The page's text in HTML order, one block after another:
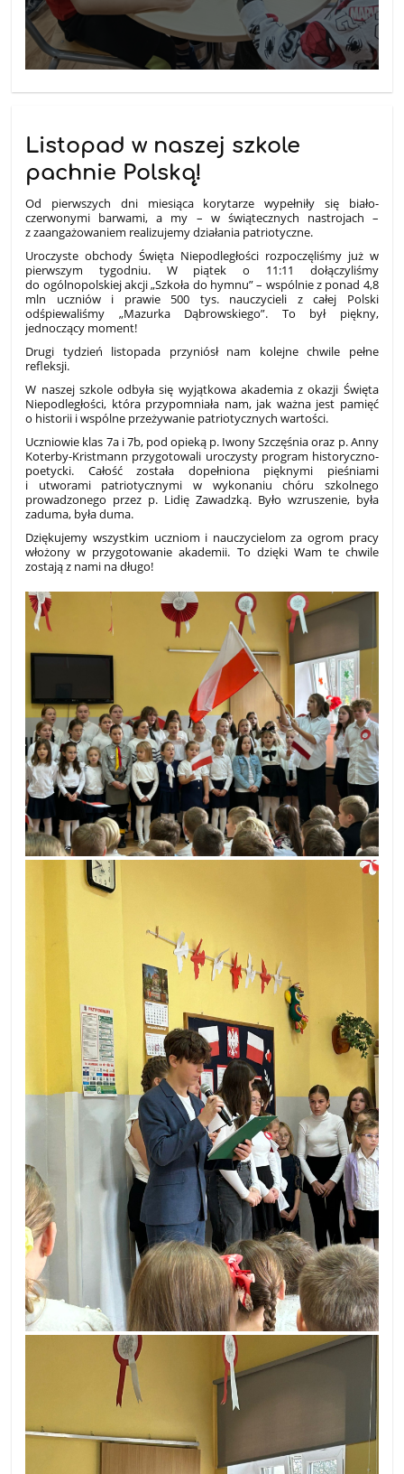
Listopad w naszej szkole
pachnie Polską!
Od pierwszych dni miesiąca korytarze wypełniły się biało-
czerwonymi barwami, a my – w świątecznych nastrojach –
z zaangażowaniem realizujemy działania patriotyczne.
Uroczyste obchody Święta Niepodległości rozpoczęliśmy już w
pierwszym tygodniu. W piątek o 11:11 dołączyliśmy
do ogólnopolskiej akcji „Szkoła do hymnu” – wspólnie z ponad 4,8
mln uczniów i prawie 500 tys. nauczycieli z całej Polski
odśpiewaliśmy „Mazurka Dąbrowskiego”. To był piękny,
jednoczący moment!
Drugi tydzień listopada przyniósł nam kolejne chwile pełne
refleksji.
W naszej szkole odbyła się wyjątkowa akademia z okazji Święta
Niepodległości, która przypomniała nam, jak ważna jest pamięć
o historii i wspólne przeżywanie patriotycznych wartości.
Uczniowie klas 7a i 7b, pod opieką p. Iwony Szczęśnia oraz p. Anny
Koterby-Kristmann przygotowali uroczysty program historyczno-
poetycki. Całość została dopełniona pięknymi pieśniami
i utworami patriotycznymi w wykonaniu chóru szkolnego
prowadzonego przez p. Lidię Zawadzką. Było wzruszenie, była
zaduma, była duma.
Dziękujemy wszystkim uczniom i nauczycielom za ogrom pracy
włożony w przygotowanie akademii. To dzięki Wam te chwile
zostają z nami na długo!